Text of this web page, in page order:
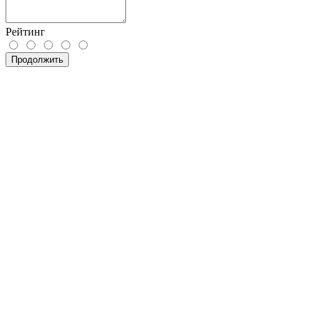
Рейтинг
Продолжить